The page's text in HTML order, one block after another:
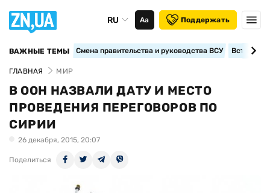
RU Аа Поддержать
ВАЖНЫЕ ТЕМЫ Смена правительства и руководства ВСУ
ГЛАВНАЯ МИР
В ООН НАЗВАЛИ ДАТУ И МЕСТО
ПРОВЕДЕНИЯ ПЕРЕГОВОРОВ ПО
СИРИИ
26 декабря, 2015, 20:07
Поделиться